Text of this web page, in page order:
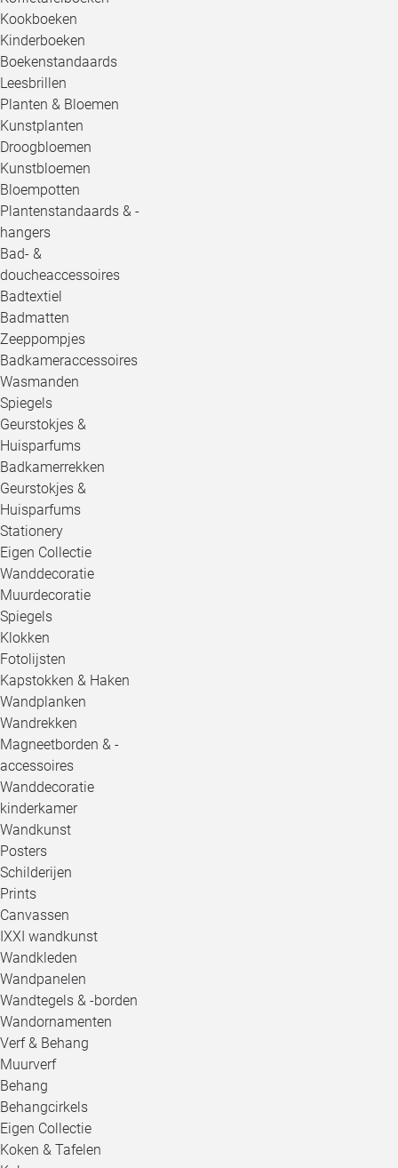
Kookboeken
Kinderboeken
Boekenstandaards
Leesbrillen
Planten & Bloemen
Kunstplanten
Droogbloemen
Kunstbloemen
Bloempotten
Plantenstandaards & -
hangers
Bad- &
doucheaccessoires
Badtextiel
Badmatten
Zeeppompjes
Badkameraccessoires
Wasmanden
Spiegels
Geurstokjes &
Huisparfums
Badkamerrekken
Geurstokjes &
Huisparfums
Stationery
Eigen Collectie
Wanddecoratie
Muurdecoratie
Spiegels
Klokken
Fotolijsten
Kapstokken & Haken
Wandplanken
Wandrekken
Magneetborden & -
accessoires
Wanddecoratie
kinderkamer
Wandkunst
Posters
Schilderijen
Prints
Canvassen
IXXI wandkunst
Wandkleden
Wandpanelen
Wandtegels & -borden
Wandornamenten
Verf & Behang
Muurverf
Behang
Behangcirkels
Eigen Collectie
Koken & Tafelen